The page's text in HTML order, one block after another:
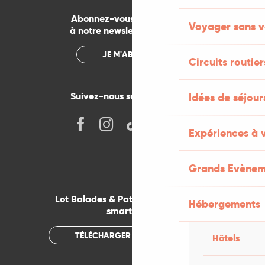
Voyager sans
Circuits
Idées de
Expériences à
Grands
Hébergements
Hôtels
Abonnez-vous gratuitement
à notre newsletter mensuelle
JE M'ABONNE
Suivez-nous sur les réseaux !
Lot Balades & Patrimoines sur votre
smartphone
TÉLÉCHARGER L'APPLICATION